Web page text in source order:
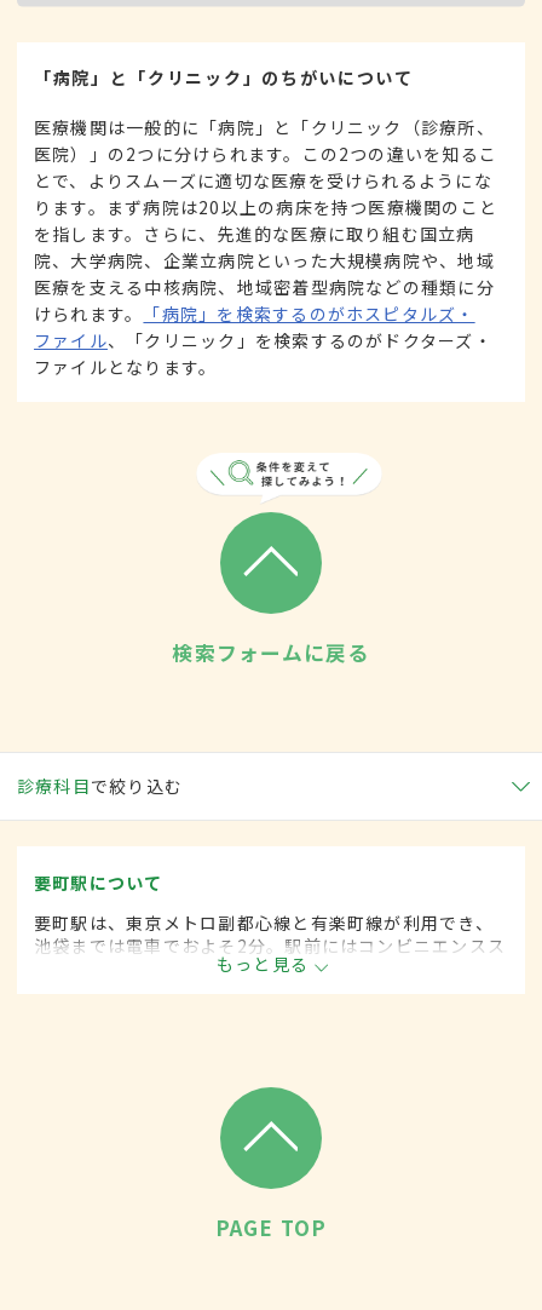
「病院」と「クリニック」のちがいについて
医療機関は一般的に「病院」と「クリニック（診療所、
医院）」の2つに分けられます。この2つの違いを知るこ
とで、よりスムーズに適切な医療を受けられるようにな
ります。まず病院は20以上の病床を持つ医療機関のこと
を指します。さらに、先進的な医療に取り組む国立病
院、大学病院、企業立病院といった大規模病院や、地域
医療を支える中核病院、地域密着型病院などの種類に分
けられます。
「病院」を検索するのがホスピタルズ・
ファイル、「クリニック」を検索するのがドクターズ・
ファイルとなります。
検索フォームに戻る
診療科目で絞り込む
要町駅について
要町駅は、東京メトロ副都心線と有楽町線が利用でき、
池袋までは電車でおよそ2分。駅前にはコンビニエンスス
トアやファミリーレストラン、定食屋など飲食関係の店
が充実している。周辺は歩道が整備されている道が多
もっと見る
PAGE TOP